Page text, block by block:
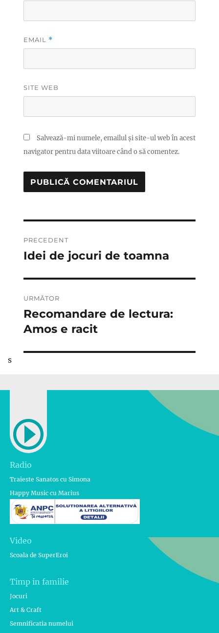
EMAIL *
SITE WEB
Salvează-mi numele, emailul și site-ul web în acest
navigator pentru data viitoare când o să comentez.
în
PRECEDENT
Articolul
Idei de jocuri de toamna
URMĂTOR
Articolul
următor:
Recomandare de lectura:
Amos e racit
s
Radio
Traieste Sanatos cu Simona
Happy Music cu Marius
Video
Scoala de SuperEroi
Timp in familie
Jocuri
Art & Craft
Semnificatia numelui